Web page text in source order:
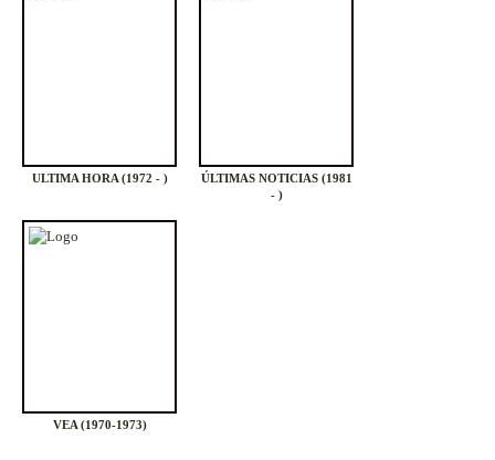
ULTIMA HORA (1972 - )
ÚLTIMAS NOTICIAS (1981
- )
VEA (1970-1973)